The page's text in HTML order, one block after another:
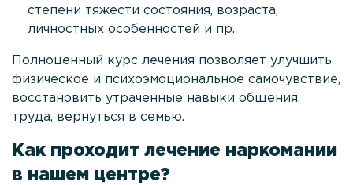
конфиденциальности
Отзывы
Стоимость услуг
Контакты
степени тяжести состояния, возраста,
личностных особенностей и пр.
Полноценный курс лечения позволяет улучшить
физическое и психоэмоциональное самочувствие,
восстановить утраченные навыки общения,
труда, вернуться в семью.
Как проходит лечение наркомании
в нашем центре?